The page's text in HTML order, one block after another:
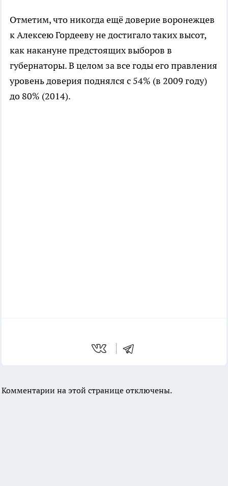
Отметим, что никогда ещё доверие воронежцев
к Алексею Гордееву не достигало таких высот,
как накануне предстоящих выборов в
губернаторы. В целом за все годы его правления
уровень доверия поднялся с 54% (в 2009 году)
до 80% (2014).
Комментарии на этой странице отключены.